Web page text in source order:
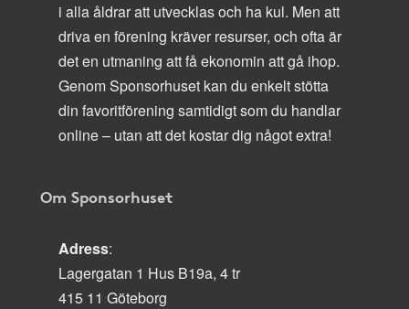
i alla åldrar att utvecklas och ha kul. Men att
driva en förening kräver resurser, och ofta är
det en utmaning att få ekonomin att gå ihop.
Genom Sponsorhuset kan du enkelt stötta
din favoritförening samtidigt som du handlar
online – utan att det kostar dig något extra!
Om Sponsorhuset
Adress:
Lagergatan 1 Hus B19a, 4 tr
415 11 Göteborg